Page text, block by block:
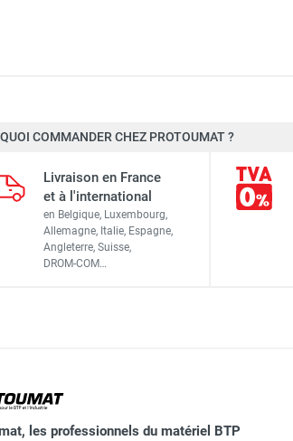
Marque
Référence fournisseur
Code EAN
Classement produit
COMMANDER CHEZ PROTOUMAT ?
Livraison en France
et à l'international
en Belgique, Luxembourg,
Allemagne, Italie, Espagne,
Angleterre, Suisse,
DROM-COM…
les professionnels du matériel BTP